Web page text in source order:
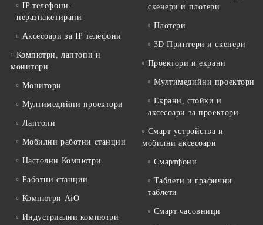
IP телефони –
неразпакетирани
Аксесоари за IP телефони
Компютри, лаптопи и
монитори
Монитори
Мултимедийни проектори
Лаптопи
Мобилни работни станции
Настолни Компютри
Работни станции
Компютри AiO
Индустриални компютри
скенери и плотери
Плотери
3D Принтери и скенери
Проектори и екрани
Мултимедийни проектори
Екрани, стойки и
аксесоари за проектори
Смарт устройства и
мобилни аксесоари
Смартфони
Таблети и графични
таблети
Смарт часовници